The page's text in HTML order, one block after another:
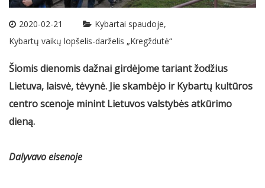
2020-02-21
Kybartai spaudoje
Kybartų vaikų lopšelis-darželis „Kregždutė“
Šiomis dienomis dažnai girdėjome tariant žodžius
Lietuva, laisvė, tėvynė. Jie skambėjo ir Kybartų kultūros
centro scenoje minint Lietuvos valstybės atkūrimo
dieną.
Dalyvavo eisenoje